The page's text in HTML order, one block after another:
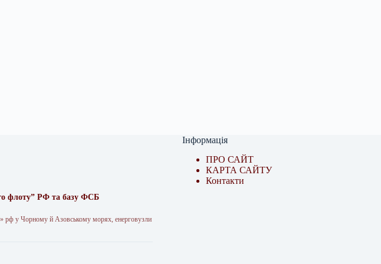
флоту” РФ та базу ФСБ
рф у Чорному й Азовському морях, енерговузли
Інформація
ПРО САЙТ
КАРТА САЙТУ
Контакти